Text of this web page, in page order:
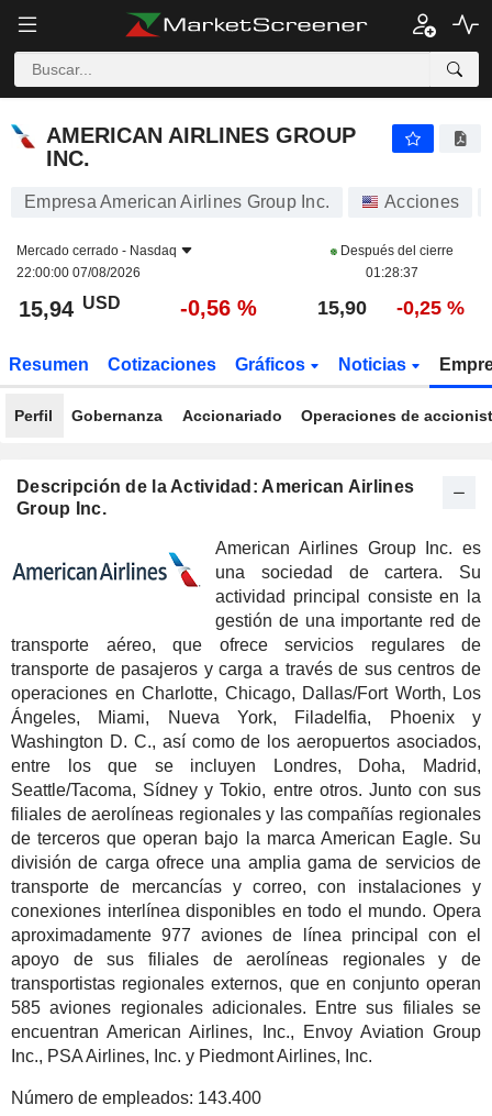
AMERICAN AIRLINES GROUP
INC.
Empresa American Airlines Group Inc. Acciones
Mercado cerrado - Nasdaq
22:00:00 07/08/2026
Después del cierre
01:28:37
15,94 USD -0,56 % 15,90 -0,25 %
Resumen Cotizaciones Gráficos Noticias
Perfil Gobernanza Accionariado Operaciones de
Descripción de la Actividad: American Airlines
Group Inc.
American Airlines Group Inc. es
una sociedad de cartera. Su
actividad principal consiste en la
gestión de una importante red de
transporte aéreo, que ofrece servicios regulares de
transporte de pasajeros y carga a través de sus centros de
operaciones en Charlotte, Chicago, Dallas/Fort Worth, Los
Ángeles, Miami, Nueva York, Filadelfia, Phoenix y
Washington D. C., así como de los aeropuertos asociados,
entre los que se incluyen Londres, Doha, Madrid,
Seattle/Tacoma, Sídney y Tokio, entre otros. Junto con sus
filiales de aerolíneas regionales y las compañías regionales
de terceros que operan bajo la marca American Eagle. Su
división de carga ofrece una amplia gama de servicios de
transporte de mercancías y correo, con instalaciones y
conexiones interlínea disponibles en todo el mundo. Opera
aproximadamente 977 aviones de línea principal con el
apoyo de sus filiales de aerolíneas regionales y de
transportistas regionales externos, que en conjunto operan
585 aviones regionales adicionales. Entre sus filiales se
encuentran American Airlines, Inc., Envoy Aviation Group
Inc., PSA Airlines, Inc. y Piedmont Airlines, Inc.
Número de empleados: 143.400